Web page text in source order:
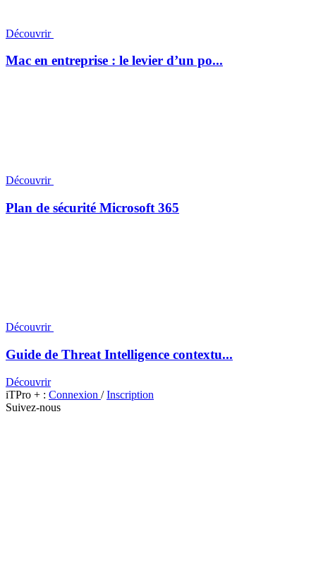
Découvrir
Mac en entreprise : le levier d’un po...
Découvrir
Plan de sécurité Microsoft 365
Découvrir
Guide de Threat Intelligence contextu...
Découvrir
iTPro + : Connexion /Inscription
Suivez-nous